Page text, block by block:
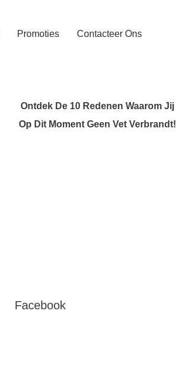
Promoties Contacteer Ons
Ontdek De 10 Redenen Waarom Jij
Op Dit Moment Geen Vet Verbrandt!
Facebook